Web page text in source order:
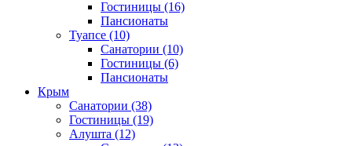
Гостиницы (16)
Пансионаты
Туапсе (10)
Санатории (10)
Гостиницы (6)
Пансионаты
Крым
Санатории (38)
Гостиницы (19)
Алушта (12)